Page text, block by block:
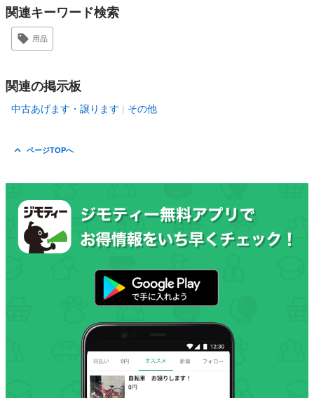
関連キーワード検索
用品
関連の掲示板
中古あげます・譲ります その他
ページTOPへ